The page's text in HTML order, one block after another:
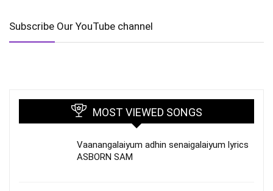
Subscribe Our YouTube channel
MOST VIEWED SONGS
Vaanangalaiyum adhin senaigalaiyum lyrics
ASBORN SAM